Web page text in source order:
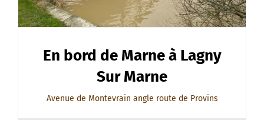
En bord de Marne à Lagny
Sur Marne
Avenue de Montevrain angle route de Provins